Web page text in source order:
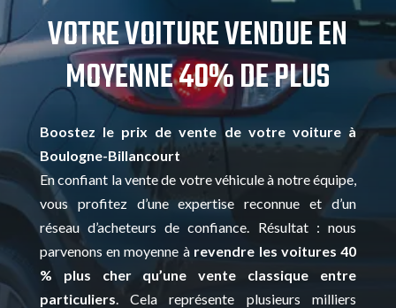
VOTRE VOITURE VENDUE EN
MOYENNE 40% DE PLUS
Boostez le prix de vente de votre voiture à
Boulogne-Billancourt
En confiant la vente de votre véhicule à notre équipe,
vous profitez d’une expertise reconnue et d’un
réseau d’acheteurs de confiance. Résultat : nous
parvenons en moyenne à revendre les voitures 40
% plus cher qu’une vente classique entre
particuliers . Cela représente plusieurs milliers